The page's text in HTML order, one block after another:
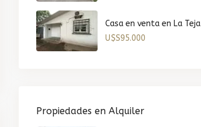
Casa en venta en La Teja
U$S95.000
Propiedades en Alquiler